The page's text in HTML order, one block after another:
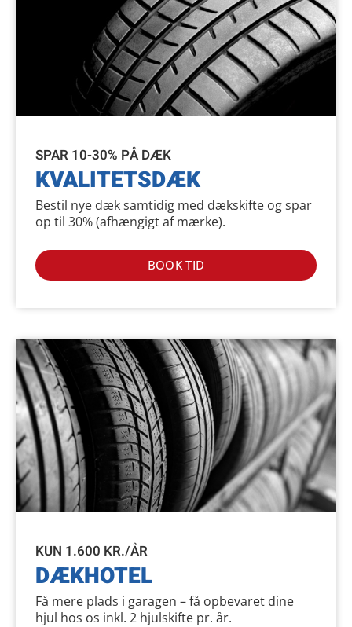
SPAR 10-30% PÅ DÆK
KVALITETSDÆK
Bestil nye dæk samtidig med dækskifte og spar
op til 30% (afhængigt af mærke).
BOOK TID
KUN 1.600 KR./ÅR
DÆKHOTEL
Få mere plads i garagen – få opbevaret dine
hjul hos os inkl. 2 hjulskifte pr. år.